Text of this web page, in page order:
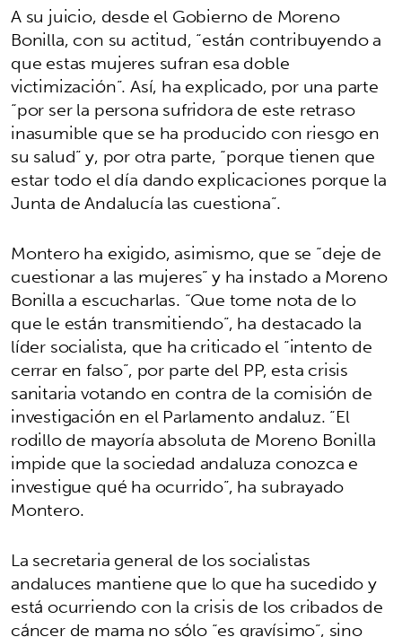
A su juicio, desde el Gobierno de Moreno
Bonilla, con su actitud, “están contribuyendo a
que estas mujeres sufran esa doble
victimización”. Así, ha explicado, por una parte
“por ser la persona sufridora de este retraso
inasumible que se ha producido con riesgo en
su salud” y, por otra parte, “porque tienen que
estar todo el día dando explicaciones porque la
Junta de Andalucía las cuestiona”.
Montero ha exigido, asimismo, que se “deje de
cuestionar a las mujeres” y ha instado a Moreno
Bonilla a escucharlas. “Que tome nota de lo
que le están transmitiendo”, ha destacado la
líder socialista, que ha criticado el “intento de
cerrar en falso”, por parte del PP, esta crisis
sanitaria votando en contra de la comisión de
investigación en el Parlamento andaluz. “El
rodillo de mayoría absoluta de Moreno Bonilla
impide que la sociedad andaluza conozca e
investigue qué ha ocurrido”, ha subrayado
Montero.
La secretaria general de los socialistas
andaluces mantiene que lo que ha sucedido y
está ocurriendo con la crisis de los cribados de
cáncer de mama no sólo “es gravísimo”, sino